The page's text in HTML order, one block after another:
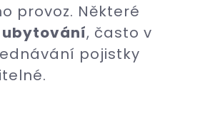
provoz. Některé
, často v
pojistky